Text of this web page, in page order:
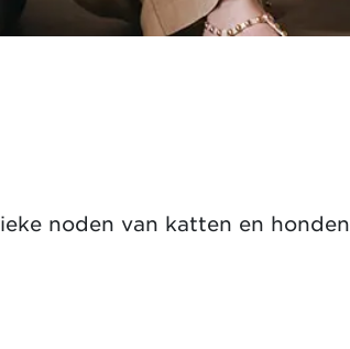
noden van katten en honden